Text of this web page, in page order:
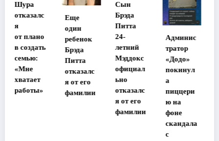
Еще
ребенок
Брэда
Питта
отказалс
я от его
фамилии
Сын
Брэда
Питта
24-
летний
Мэддокс
официал
ьно
отказалс
Админис
тратор
«Додо»
покинул
а
пиццери
ю на
фоне
Стала
известна
потеряв
шей
память
в Таилан
участниц
ы
«Дома-2»